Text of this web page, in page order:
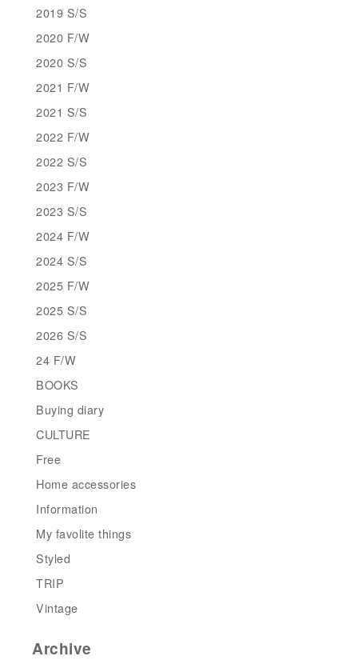
2019 S/S
2020 F/W
2020 S/S
2021 F/W
2021 S/S
2022 F/W
2022 S/S
2023 F/W
2023 S/S
2024 F/W
2024 S/S
2025 F/W
2025 S/S
2026 S/S
24 F/W
BOOKS
Buying diary
CULTURE
Free
Home accessories
Information
My favolite things
Styled
TRIP
Vintage
Archive